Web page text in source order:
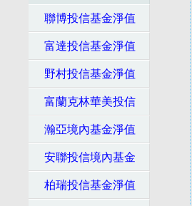
聯博投信基金淨值
富達投信基金淨值
野村投信基金淨值
富蘭克林華美投信
瀚亞境內基金淨值
安聯投信境內基金
柏瑞投信基金淨值